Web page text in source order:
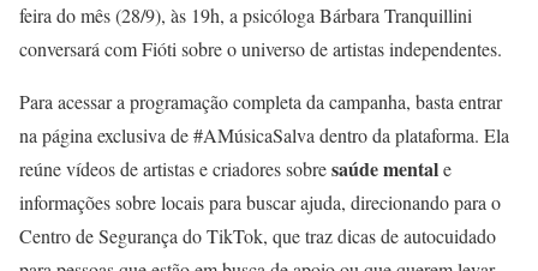
feira do mês (28/9), às 19h, a psicóloga Bárbara Tranquillini
conversará com Fióti sobre o universo de artistas independentes.
Para acessar a programação completa da campanha, basta entrar
na página exclusiva de #AMúsicaSalva dentro da plataforma. Ela
reúne vídeos de artistas e criadores sobresaúde mentale
informações sobre locais para buscar ajuda, direcionando para o
Centro de Segurança do TikTok, que traz dicas de autocuidado